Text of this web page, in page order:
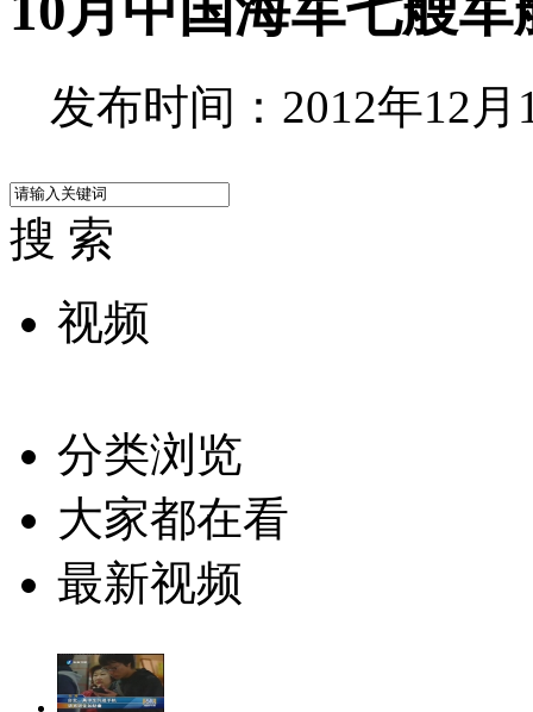
发布时间：2012年12月
搜 索
视频
分类浏览
大家都在看
最新视频